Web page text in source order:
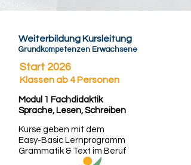
Weiterbildung Kursleitung
Grundkompetenzen Erwachsene
Start 2026
Klassen ab 4 Personen
Modul 1 Fachdidaktik
Sprache, Lesen, Schreiben
Kurse geben mit dem
Easy-Basic Lernprogramm
Grammatik & Text im Beruf